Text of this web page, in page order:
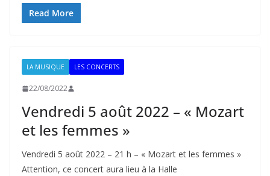
Read More
LA MUSIQUE LES CONCERTS
22/08/2022
Vendredi 5 août 2022 – « Mozart
et les femmes »
Vendredi 5 août 2022 – 21 h – « Mozart et les femmes »
Attention, ce concert aura lieu à la Halle